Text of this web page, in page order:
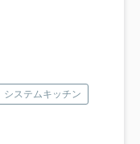
システムキッチン